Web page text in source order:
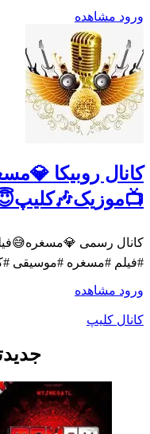
ورود مشاهده
کانال روبیکا
کانال رسمی
#فیلم #مسغره #موسیقی
ورود مشاهده
کانال کلیپ